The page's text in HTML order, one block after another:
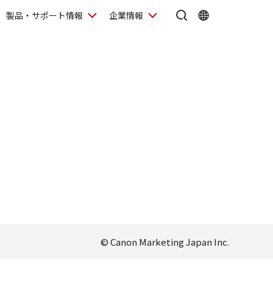
製品・サポート情報 企業情報
© Canon Marketing Japan Inc.